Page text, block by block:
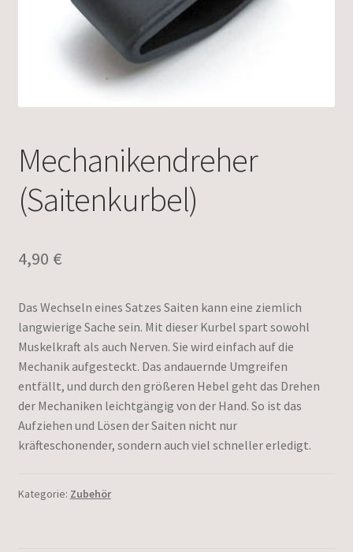
Mechanikendreher
(Saitenkurbel)
4,90 €
Das Wechseln eines Satzes Saiten kann eine ziemlich
langwierige Sache sein. Mit dieser Kurbel spart sowohl
Muskelkraft als auch Nerven. Sie wird einfach auf die
Mechanik aufgesteckt. Das andauernde Umgreifen
entfällt, und durch den größeren Hebel geht das Drehen
der Mechaniken leichtgängig von der Hand. So ist das
Aufziehen und Lösen der Saiten nicht nur
kräfteschonender, sondern auch viel schneller erledigt.
Kategorie: Zubehör